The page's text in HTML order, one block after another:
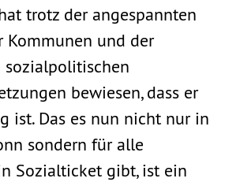
trotz der angespannten
Kommunen und der
sozialpolitischen
bewiesen, dass er
ist. Das es nun nicht nur in
sondern für alle
Sozialticket gibt, ist ein